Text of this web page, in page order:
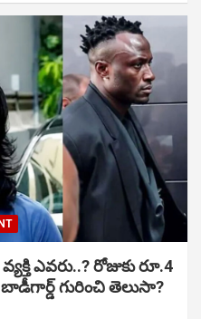
ఎవరు..? రోజుకు రూ.4
బాడీగార్డ్ గురించి తెలుసా?